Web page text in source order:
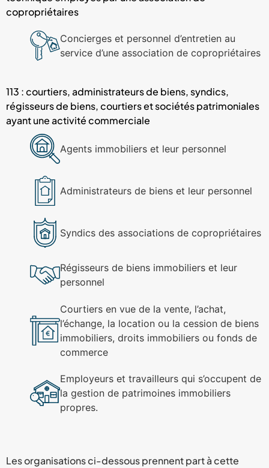
copropriétaires
Concierges et personnel d’entretien au
service d’une association de copropriétaires
113 : courtiers, administrateurs de biens, syndics,
régisseurs de biens, courtiers et sociétés patrimoniales
ayant une activité commerciale
Agents immobiliers et leur personnel
Administrateurs de biens et leur personnel
Syndics des associations de copropriétaires
Régisseurs de biens immobiliers et leur
personnel
Courtiers en vue de la vente, l’achat,
l’échange, la location ou la cession de biens
immobiliers, droits immobiliers ou fonds de
commerce
Employeurs et travailleurs qui s’occupent de
la gestion de patrimoines immobiliers
propres.
Les organisations ci-dessous prennent part à cette